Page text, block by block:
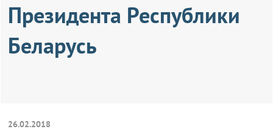
Президента Республики
Беларусь
26.02.2018